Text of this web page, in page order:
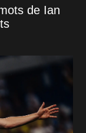
de Ian